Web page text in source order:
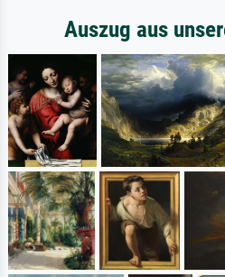
Auszug aus